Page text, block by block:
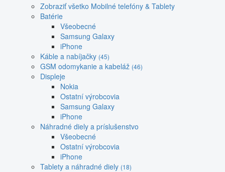
Zobraziť všetko Mobilné telefóny & Tablety
Batérie
Všeobecné
Samsung Galaxy
iPhone
Káble a nabíjačky (45)
GSM odomykanie a kabeláž (46)
Displeje
Nokia
Ostatní výrobcovia
Samsung Galaxy
iPhone
Náhradné diely a príslušenstvo
Všeobecné
Ostatní výrobcovia
iPhone
Tablety a náhradné diely (18)